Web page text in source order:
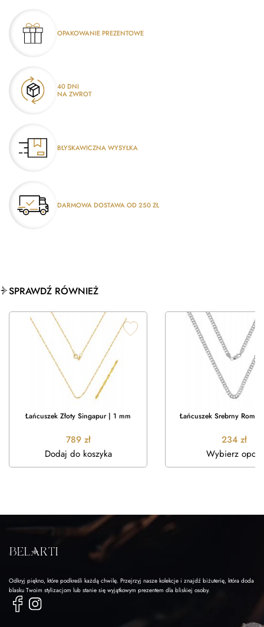
OPAKOWANIE PREZENTOWE
40 DNI
NA ZWROT
BŁYSKAWICZNA WYSYŁKA
DARMOWA DOSTAWA OD 250 ZŁ
SPRAWDŹ RÓWNIEŻ
Łańcuszek Złoty Singapur | 1 mm
789 zł
Dodaj do koszyka
Łańcuszek Srebrny
234 zł
Wybierz opcje
Odkryj piękno, które podkreśli każdą chwilę. Przejrzyj nasze kolekcje i znajdź biżuterię, która doda
blasku Twoim stylizacjom lub stanie się wyjątkowym prezentem dla bliskiej osoby.